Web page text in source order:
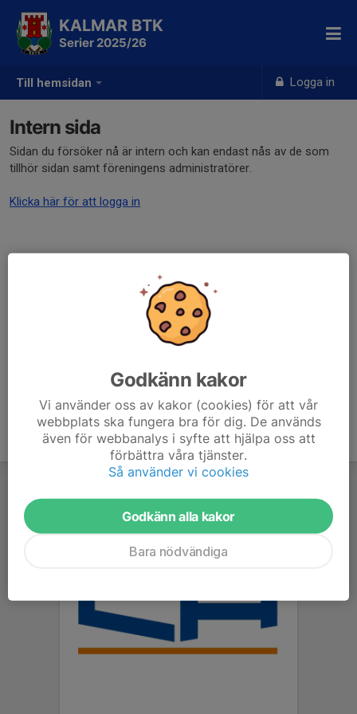
Till hemsidan Logga in
KALMAR BTK
Serier 2025/26
Intern sida
Sidan du försöker nå är intern och kan endast nås av de som
tillhör sidan samt föreningens administratörer.
Klicka här för att logga in
Godkänn kakor
Vi använder oss av kakor (cookies) för att vår
webbplats ska fungera bra för dig. De används
även för webbanalys i syfte att hjälpa oss att
förbättra våra tjänster.
Så använder vi cookies
Godkänn alla kakor
Bara nödvändiga